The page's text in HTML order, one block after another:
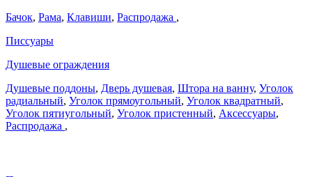
Бачок, Рама, Клавиши, Распродажа ,
Писсуары
Душевые ограждения
Душевые поддоны, Дверь душевая, Штора на ванну, Уголок
радиальный, Уголок прямоугольный, Уголок квадратный,
Уголок пятиугольный, Уголок пристенный, Аксессуары,
Распродажа ,